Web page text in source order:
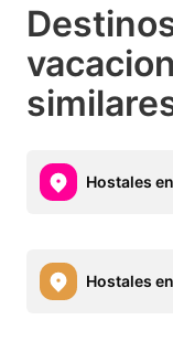
Hostales
Hostales